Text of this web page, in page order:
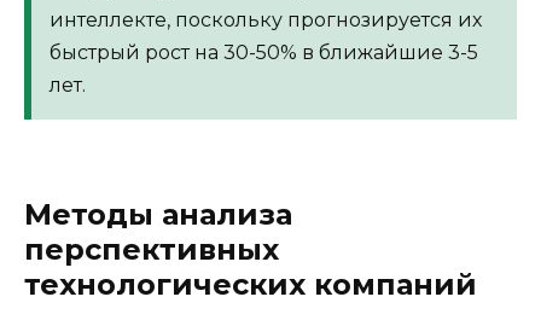
интеллекте, поскольку прогнозируется их
быстрый рост на 30-50% в ближайшие 3-5
лет.
Методы анализа
перспективных
технологических компаний